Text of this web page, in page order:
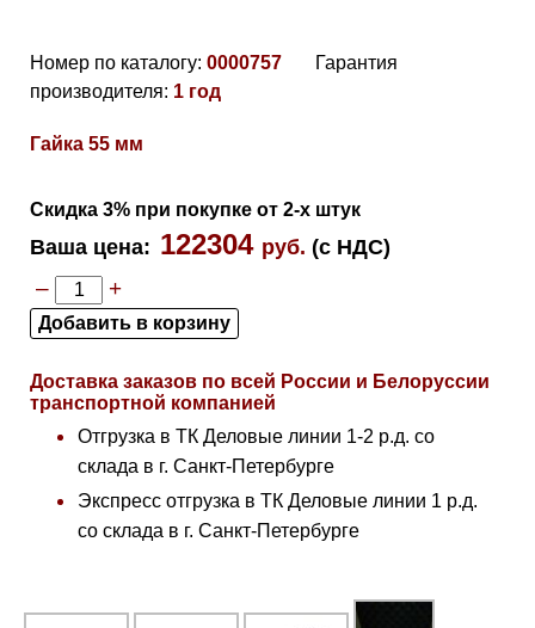
Номер по каталогу: 0000757
Гарантия
производителя: 1 год
Гайка 55 мм
Скидка 3% при покупке от 2-х штук
Ваша цена: 122304 руб.(с НДС)
– +
Доставка заказов по всей России и Белоруссии
транспортной компанией
Отгрузка в ТК Деловые линии 1-2 р.д. со
склада в г. Санкт-Петербурге
Экспресс отгрузка в ТК Деловые линии 1 р.д.
со склада в г. Санкт-Петербурге